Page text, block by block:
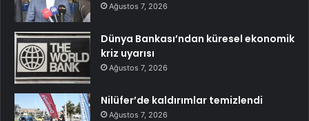
Ağustos 7, 2026
Dünya Bankası’ndan küresel ekonomik
kriz uyarısı
Ağustos 7, 2026
Nilüfer’de kaldırımlar temizlendi
Ağustos 7, 2026